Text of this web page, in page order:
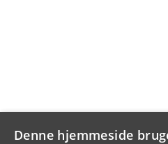
Denne hjemmeside